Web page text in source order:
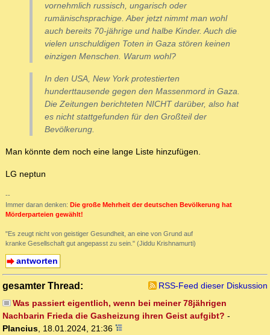
vornehmlich russisch, ungarisch oder
rumänischsprachige. Aber jetzt nimmt man wohl
auch bereits 70-jährige und halbe Kinder. Auch die
vielen unschuldigen Toten in Gaza stören keinen
einzigen Menschen. Warum wohl?
In den USA, New York protestierten
hunderttausende gegen den Massenmord in Gaza.
Die Zeitungen berichteten NICHT darüber, also hat
es nicht stattgefunden für den Großteil der
Bevölkerung.
Man könnte dem noch eine lange Liste hinzufügen.
LG neptun
--
Immer daran denken: Die große Mehrheit der deutschen Bevölkerung hat
Mörderparteien gewählt!
"Es zeugt nicht von geistiger Gesundheit, an eine von Grund auf
kranke Gesellschaft gut angepasst zu sein." (Jiddu Krishnamurti)
antworten
gesamter Thread:
RSS-Feed dieser Diskussion
Was passiert eigentlich, wenn bei meiner 78jährigen
Nachbarin Frieda die Gasheizung ihren Geist aufgibt? -
Plancius, 18.01.2024, 21:36